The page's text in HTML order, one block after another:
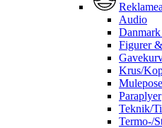
Audio
Figurer
Krus/
Paraplyer
Teknik/
Termo-/